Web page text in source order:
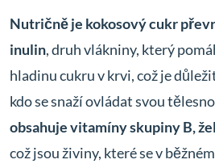
Nutričně je kokosový cukr
inulin, druh vlákniny, který
hladinu cukru v krvi, což je
kdo se snaží ovládat svou
obsahuje vitamíny skupiny B,
což jsou živiny, které se v